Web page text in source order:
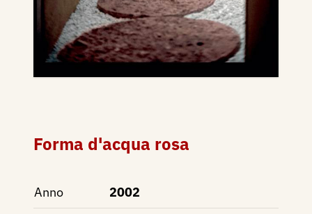
Forma d'acqua rosa
Anno
2002